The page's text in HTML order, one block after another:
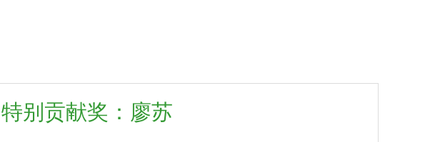
特别贡献奖：廖苏